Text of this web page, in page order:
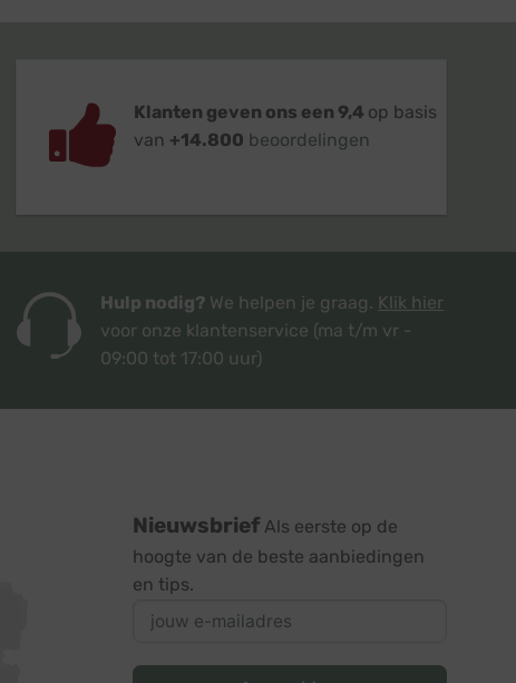
Klanten geven ons een 9,4 op basis
van +14.800 beoordelingen
Hulp nodig? We helpen je graag. Klik hier
voor onze klantenservice (ma t/m vr -
09:00 tot 17:00 uur)
Nieuwsbrief Als eerste op de
hoogte van de beste aanbiedingen
en tips.